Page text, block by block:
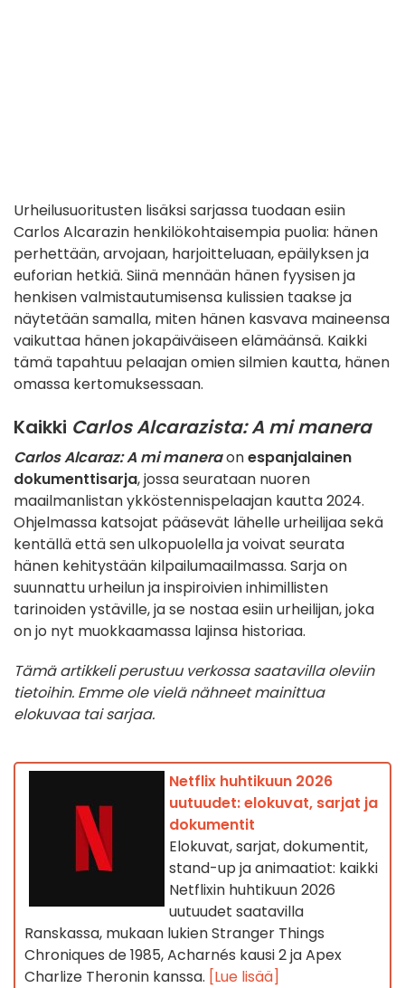
Urheilusuoritusten lisäksi sarjassa tuodaan esiin
Carlos Alcarazin henkilökohtaisempia puolia: hänen
perhettään, arvojaan, harjoitteluaan, epäilyksen ja
euforian hetkiä. Siinä mennään hänen fyysisen ja
henkisen valmistautumisensa kulissien taakse ja
näytetään samalla, miten hänen kasvava maineensa
vaikuttaa hänen jokapäiväiseen elämäänsä. Kaikki
tämä tapahtuu pelaajan omien silmien kautta, hänen
omassa kertomuksessaan.
Kaikki Carlos Alcarazista: A mi manera
Carlos Alcaraz: A mi maneraonespanjalainen
dokumenttisarja, jossa seurataan nuoren
maailmanlistan ykköstennispelaajan kautta 2024.
Ohjelmassa katsojat pääsevät lähelle urheilijaa sekä
kentällä että sen ulkopuolella ja voivat seurata
hänen kehitystään kilpailumaailmassa. Sarja on
suunnattu urheilun ja inspiroivien inhimillisten
tarinoiden ystäville, ja se nostaa esiin urheilijan, joka
on jo nyt muokkaamassa lajinsa historiaa.
Tämä artikkeli perustuu verkossa saatavilla oleviin
tietoihin. Emme ole vielä nähneet mainittua
elokuvaa tai sarjaa.
Netflix huhtikuun 2026
uutuudet: elokuvat, sarjat ja
dokumentit
Elokuvat, sarjat, dokumentit,
stand-up ja animaatiot: kaikki
Netflixin huhtikuun 2026
uutuudet saatavilla
Ranskassa, mukaan lukien Stranger Things
Chroniques de 1985, Acharnés kausi 2 ja Apex
Charlize Theronin kanssa. [Lue lisää]